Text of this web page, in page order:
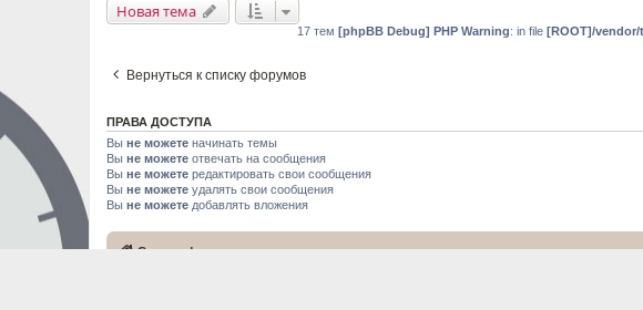
Новая тема
17 тем [phpBB Debug] PHP Warning: in file [ROOT]/
Вернуться к списку форумов
ПРАВА ДОСТУПА
Вы не можете начинать темы
Вы не можете отвечать на сообщения
Вы не можете редактировать свои сообщения
Вы не можете удалять свои сообщения
Вы не можете добавлять вложения
Список форумов